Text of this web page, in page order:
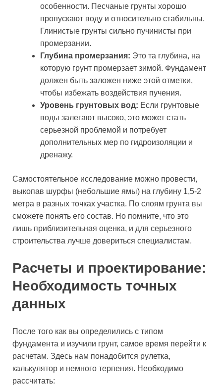
особенности. Песчаные грунты хорошо
пропускают воду и относительно стабильны.
Глинистые грунты сильно пучинисты при
промерзании.
Глубина промерзания: Это та глубина, на
которую грунт промерзает зимой. Фундамент
должен быть заложен ниже этой отметки,
чтобы избежать воздействия пучения.
Уровень грунтовых вод: Если грунтовые
воды залегают высоко, это может стать
серьезной проблемой и потребует
дополнительных мер по гидроизоляции и
дренажу.
Самостоятельное исследование можно провести,
выкопав шурфы (небольшие ямы) на глубину 1,5-2
метра в разных точках участка. По слоям грунта вы
сможете понять его состав. Но помните, что это
лишь приблизительная оценка, и для серьезного
строительства лучше довериться специалистам.
Расчеты и проектирование:
Необходимость точных
данных
После того как вы определились с типом
фундамента и изучили грунт, самое время перейти к
расчетам. Здесь нам понадобится рулетка,
калькулятор и немного терпения. Необходимо
рассчитать: